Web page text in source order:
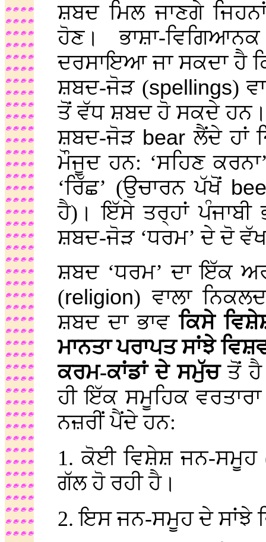
ਸ਼ਬਦ ਮਿਲ ਜਾਣਗੇ
ਹੋਣ। ਭਾਸ਼ਾ-
ਦਰਸਾਇਆ ਜਾ ਸਕਦਾ ਹੈ
ਸ਼ਬਦ-ਜੋੜ (spellings)
ਤੋਂ ਵੱਧ ਸ਼ਬਦ ਹੋ ਸਕਦੇ
ਸ਼ਬਦ-ਜੋੜ bear ਲੈਂਦੇ ਹਾਂ
ਮੌਜੂਦ ਹਨ: ‘ਸਹਿਣ
‘ਰਿੱਛ’ (ਉਚਾਰਨ ਪੱਖੋਂ
ਹੈ)। ਇੱਸੇ ਤਰ੍ਹਾਂ ਪੰਜਾਬੀ
ਸ਼ਬਦ-ਜੋੜ ‘ਧਰਮ’ ਦੇ ਦੋ
ਸ਼ਬਦ ‘ਧਰਮ’ ਦਾ ਇੱਕ
(religion) ਵਾਲਾ
ਸ਼ਬਦ ਦਾ ਭਾਵਕਿਸੇ
ਮਾਨਤਾ ਪਰਾਪਤ ਸਾਂਝੇ
ਕਰਮ-ਕਾਂਡਾਂ ਦੇ ਸਮੁੱਚਤੋਂ
ਹੀ ਇੱਕ ਸਮੂਹਿਕ
ਨਜ਼ਰੀਂ ਪੈਂਦੇ ਹਨ:
1. ਕੋਈ ਵਿਸ਼ੇਸ਼ ਜਨ-ਸਮੂਹ
ਗੱਲ ਹੋ ਰਹੀ ਹੈ।
2. ਇਸ ਜਨ-ਸਮੂਹ ਦੇ ਸਾਂਝੇ